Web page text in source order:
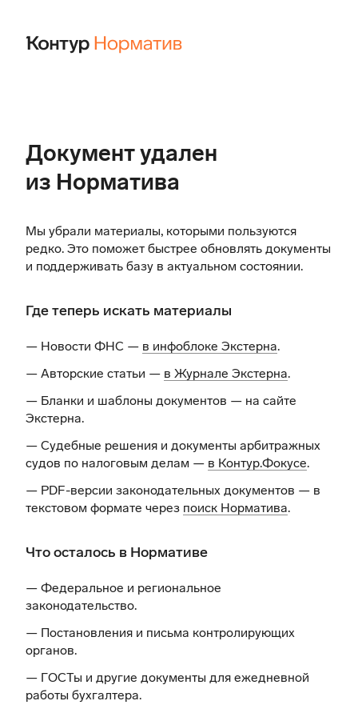
Документ удален
из Норматива
Мы убрали материалы, которыми пользуются
редко. Это поможет быстрее обновлять документы
и поддерживать базу в актуальном состоянии.
Где теперь искать материалы
— Новости ФНС — в инфоблоке Экстерна.
— Авторские статьи — в Журнале Экстерна.
— Бланки и шаблоны документов — на сайте
Экстерна.
— Судебные решения и документы арбитражных
судов по налоговым делам — в Контур.Фокусе.
— PDF-версии законодательных документов — в
текстовом формате через поиск Норматива.
Что осталось в Нормативе
— Федеральное и региональное
законодательство.
— Постановления и письма контролирующих
органов.
— ГОСТы и другие документы для ежедневной
работы бухгалтера.